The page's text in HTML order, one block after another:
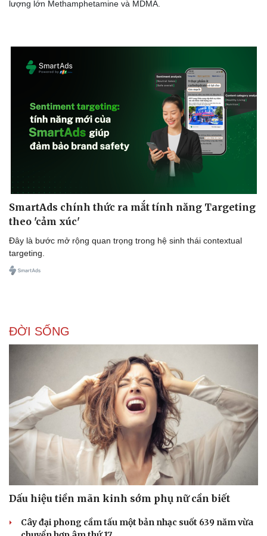
Doanh nghiệp
Thông tin doanh nghiệp
Doanh nghiệp 24h
Doanh nhân
Vì cộng đồng
Công nghệ
Sành điệu
Tin Công nghệ
Trải nghiệm
Chuyển đổi số
lượng lớn Methamphetamine và MDMA.
SmartAds chính thức ra mắt tính năng Targeting
theo 'cảm xúc'
Đây là bước mở rộng quan trọng trong hệ sinh thái contextual
targeting.
ĐỜI SỐNG
Dấu hiệu tiền mãn kinh sớm phụ nữ cần biết
Cây đại phong cầm tấu một bản nhạc suốt 639 năm vừa